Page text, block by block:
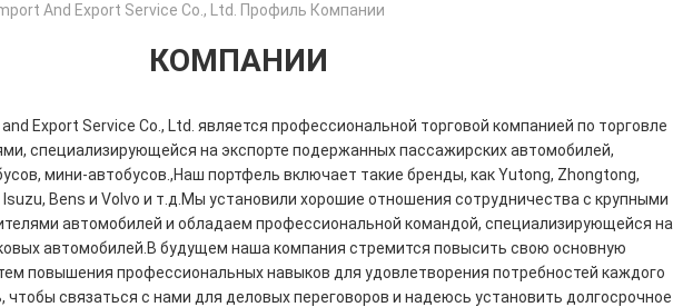
And Export Service Co., Ltd. Профиль Компании
КОМПАНИИ
Export Service Co., Ltd. является профессиональной торговой компанией по торговле
специализирующейся на экспорте подержанных пассажирских автомобилей,
мини-автобусов.,Наш портфель включает такие бренды, как Yutong, Zhongtong,
Isuzu, Bens и Volvo и т.д.Мы установили хорошие отношения сотрудничества с крупными
автомобилей и обладаем профессиональной командой, специализирующейся на
автомобилей.В будущем наша компания стремится повысить свою основную
повышения профессиональных навыков для удовлетворения потребностей каждого
связаться с нами для деловых переговоров и надеюсь установить долгосрочное